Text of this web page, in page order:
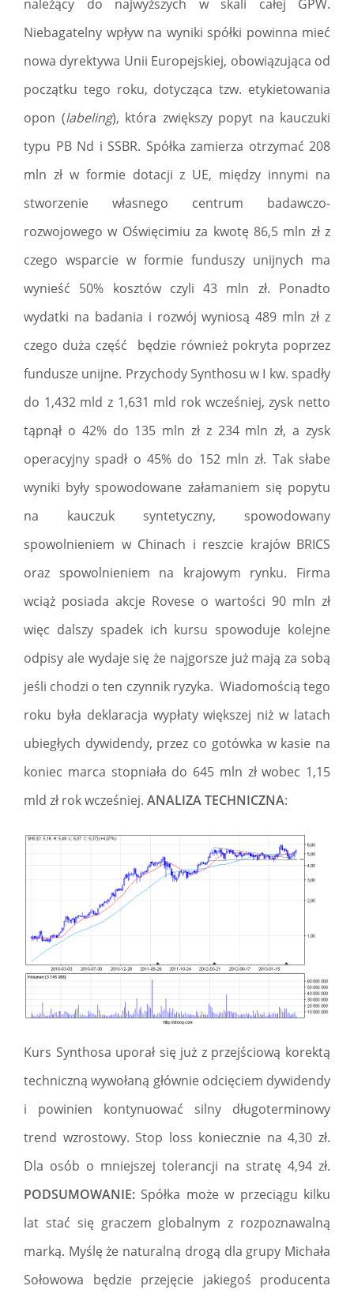
należący do najwyższych w skali całej GPW.
Niebagatelny wpływ na wyniki spółki powinna mieć
nowa dyrektywa Unii Europejskiej, obowiązująca od
początku tego roku, dotycząca tzw. etykietowania
opon (labeling), która zwiększy popyt na kauczuki
typu PB Nd i SSBR. Spółka zamierza otrzymać 208
mln zł w formie dotacji z UE, między innymi na
stworzenie własnego centrum badawczo-
rozwojowego w Oświęcimiu za kwotę 86,5 mln zł z
czego wsparcie w formie funduszy unijnych ma
wynieść 50% kosztów czyli 43 mln zł. Ponadto
wydatki na badania i rozwój wyniosą 489 mln zł z
czego duża część będzie również pokryta poprzez
fundusze unijne. Przychody Synthosu w I kw. spadły
do 1,432 mld z 1,631 mld rok wcześniej, zysk netto
tąpnął o 42% do 135 mln zł z 234 mln zł, a zysk
operacyjny spadł o 45% do 152 mln zł. Tak słabe
wyniki były spowodowane załamaniem się popytu
na kauczuk syntetyczny, spowodowany
spowolnieniem w Chinach i reszcie krajów BRICS
oraz spowolnieniem na krajowym rynku. Firma
wciąż posiada akcje Rovese o wartości 90 mln zł
więc dalszy spadek ich kursu spowoduje kolejne
odpisy ale wydaje się że najgorsze już mają za sobą
jeśli chodzi o ten czynnik ryzyka. Wiadomością tego
roku była deklaracja wypłaty większej niż w latach
ubiegłych dywidendy, przez co gotówka w kasie na
koniec marca stopniała do 645 mln zł wobec 1,15
mld zł rok wcześniej. ANALIZA TECHNICZNA:
Kurs Synthosa uporał się już z przejściową korektą
techniczną wywołaną głównie odcięciem dywidendy
i powinien kontynuować silny długoterminowy
trend wzrostowy. Stop loss koniecznie na 4,30 zł.
Dla osób o mniejszej tolerancji na stratę 4,94 zł.
PODSUMOWANIE: Spółka może w przeciągu kilku
lat stać się graczem globalnym z rozpoznawalną
marką. Myślę że naturalną drogą dla grupy Michała
Sołowowa będzie przejęcie jakiegoś producenta